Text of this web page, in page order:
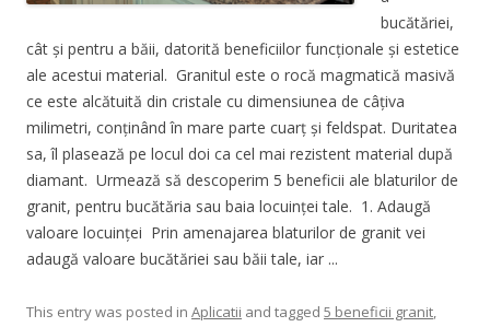
bucătăriei,
cât și pentru a băii, datorită beneficiilor funcționale și estetice
ale acestui material. Granitul este o rocă magmatică masivă
ce este alcătuită din cristale cu dimensiunea de câțiva
milimetri, conținând în mare parte cuarț și feldspat. Duritatea
sa, îl plasează pe locul doi ca cel mai rezistent material după
diamant. Urmează să descoperim 5 beneficii ale blaturilor de
granit, pentru bucătăria sau baia locuinței tale. 1. Adaugă
valoare locuinței Prin amenajarea blaturilor de granit vei
adaugă valoare bucătăriei sau băii tale, iar ...
This entry was posted in Aplicatii and tagged 5 beneficii granit,